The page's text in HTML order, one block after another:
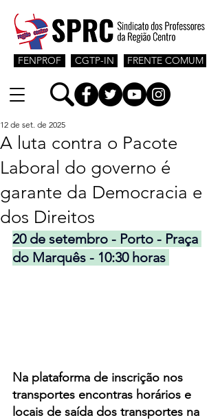
CGTP-IN
FENPROF FRENTE COMUM
A luta contra o Pacote
Laboral do governo é
garante da Democracia e
dos Direitos
12 de set. de 2025
20 de setembro - Porto - Praça
do Marquês - 10:30 horas
Na plataforma de inscrição nos
transportes encontras horários e
locais de saída dos transportes na